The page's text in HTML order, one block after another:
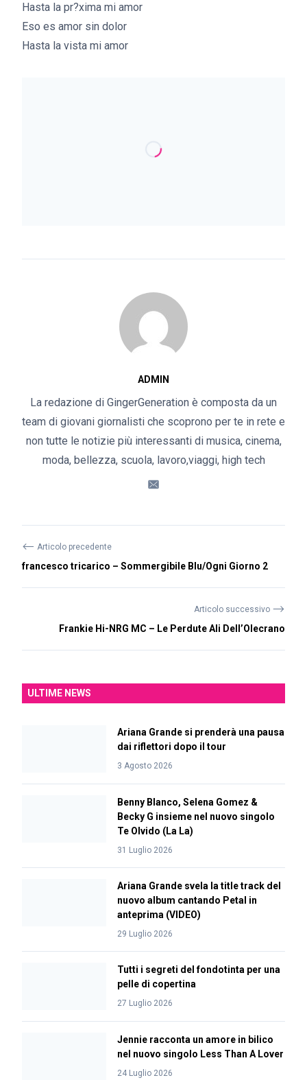
Hasta la pr?xima mi amor
Eso es amor sin dolor
Hasta la vista mi amor
ADMIN
La redazione di GingerGeneration è composta da un
team di giovani giornalisti che scoprono per te in rete e
non tutte le notizie più interessanti di musica, cinema,
moda, bellezza, scuola, lavoro,viaggi, high tech
⟵ Articolo precedente
francesco tricarico – Sommergibile Blu/Ogni Giorno 2
Articolo successivo ⟶
Frankie Hi-NRG MC – Le Perdute Ali Dell’Olecrano
ULTIME NEWS
Ariana Grande si prenderà una pausa
dai riflettori dopo il tour
3 Agosto 2026
Benny Blanco, Selena Gomez &
Becky G insieme nel nuovo singolo
Te Olvido (La La)
31 Luglio 2026
Ariana Grande svela la title track del
nuovo album cantando Petal in
anteprima (VIDEO)
29 Luglio 2026
Tutti i segreti del fondotinta per una
pelle di copertina
27 Luglio 2026
Jennie racconta un amore in bilico
nel nuovo singolo Less Than A Lover
24 Luglio 2026